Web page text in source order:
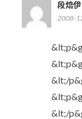
段焙伊
2008-
&lt;/
&lt;/